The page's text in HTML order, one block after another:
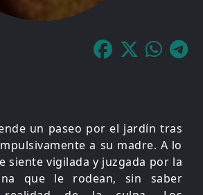
un paseo por el jardín tras
a su madre. A lo
siente vigilada y juzgada por la
que le rodean, sin saber